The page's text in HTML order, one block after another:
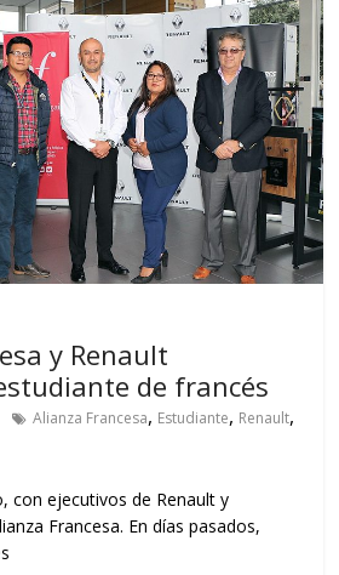
y Renault
de francés
Alianza Francesa, Estudiante, Renault,
con ejecutivos de Renault y
Francesa. En días pasados,